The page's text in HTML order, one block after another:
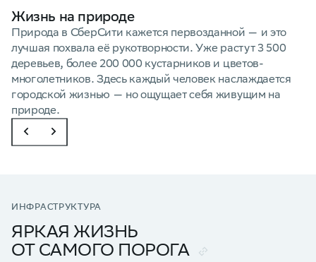
Жизнь на природе
Природа в СберСити кажется первозданной — и это
лучшая похвала её рукотворности. Уже растут 3 500
деревьев, более 200 000 кустарников и цветов-
многолетников. Здесь каждый человек наслаждается
городской жизнью — но ощущает себя живущим на
природе.
ИНФРАСТРУКТУРА
ЯРКАЯ ЖИЗНЬ
ОТ САМОГО ПОРОГА